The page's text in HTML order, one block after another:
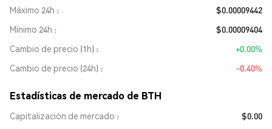
Máximo 24h
$0.00009442
Mínimo 24h
$0.00009404
Cambio de precio (1h)
+0.00%
Cambio de precio (24h)
-0.40%
Estadísticas de mercado de BTH
Capitalización de mercado
$0.00